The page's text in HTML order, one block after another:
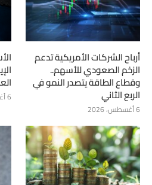
أرباح الشركات الأمريكية تدعم
الزخم الصعودي للأسهم..
وقطاع الطاقة يتصدر النمو في
الربع الثاني
6 أغسطس، 2026
6 أغسطس، 2026